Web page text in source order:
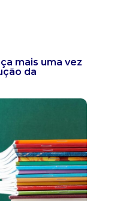
mais uma vez
da